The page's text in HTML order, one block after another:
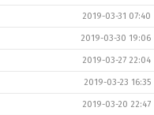
2019-03-31 07:40
2019-03-30 19:06
2019-03-27 22:04
2019-03-23 16:35
2019-03-20 22:47